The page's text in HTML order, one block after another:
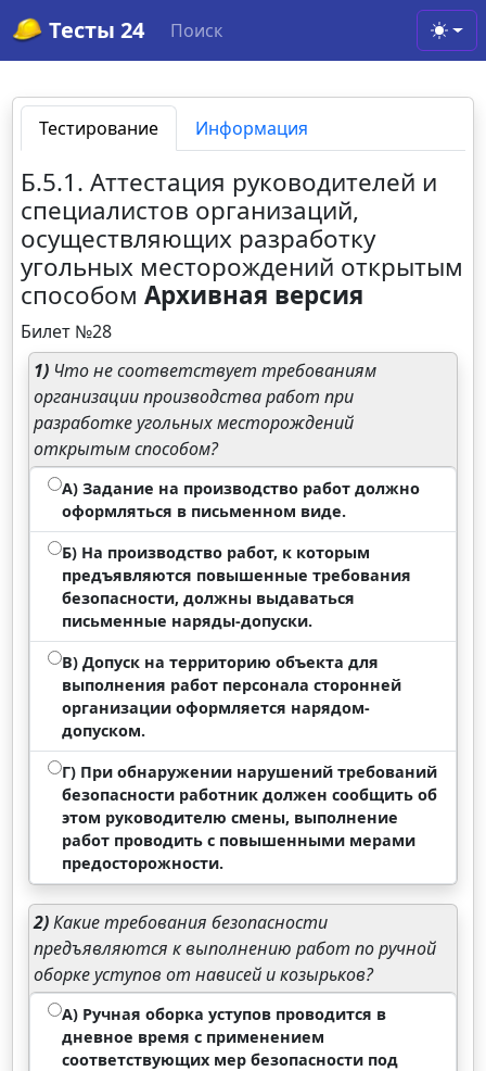
Тесты 24 Поиск
Тестирование Информация
Б.5.1. Аттестация руководителей и
специалистов организаций,
осуществляющих разработку
угольных месторождений открытым
способомАрхивная версия
Билет №28
1) Что не соответствует требованиям
организации производства работ при
разработке угольных месторождений
открытым способом?
А) Задание на производство работ должно
оформляться в письменном виде.
Б) На производство работ, к которым
предъявляются повышенные требования
безопасности, должны выдаваться
письменные наряды-допуски.
В) Допуск на территорию объекта для
выполнения работ персонала сторонней
организации оформляется нарядом-
допуском.
Г) При обнаружении нарушений требований
безопасности работник должен сообщить об
этом руководителю смены, выполнение
работ проводить с повышенными мерами
предосторожности.
2)Какие требования безопасности
предъявляются к выполнению работ по ручной
оборке уступов от нависей и козырьков?
А) Ручная оборка уступов проводится в
дневное время с применением
соответствующих мер безопасности под